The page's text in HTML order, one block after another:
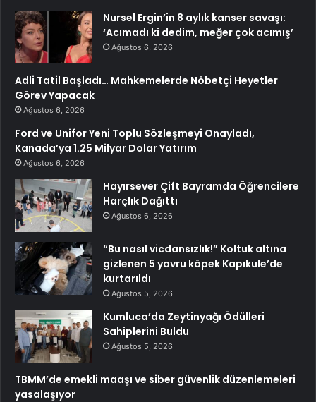
Nursel Ergin’in 8 aylık kanser savaşı:
‘Acımadı ki dedim, meğer çok acımış’
Ağustos 6, 2026
Adli Tatil Başladı… Mahkemelerde Nöbetçi Heyetler
Görev Yapacak
Ağustos 6, 2026
Ford ve Unifor Yeni Toplu Sözleşmeyi Onayladı,
Kanada’ya 1.25 Milyar Dolar Yatırım
Ağustos 6, 2026
Hayırsever Çift Bayramda Öğrencilere
Harçlık Dağıttı
Ağustos 6, 2026
“Bu nasıl vicdansızlık!” Koltuk altına
gizlenen 5 yavru köpek Kapıkule’de
kurtarıldı
Ağustos 5, 2026
Kumluca’da Zeytinyağı Ödülleri
Sahiplerini Buldu
Ağustos 5, 2026
TBMM’de emekli maaşı ve siber güvenlik düzenlemeleri
yasalaşıyor